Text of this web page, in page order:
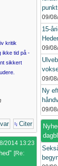
kritik
ikke tid på -
sikkert
Citer
2014 13:23
[Re:
09/
15-
09/
09/
Ny
09/